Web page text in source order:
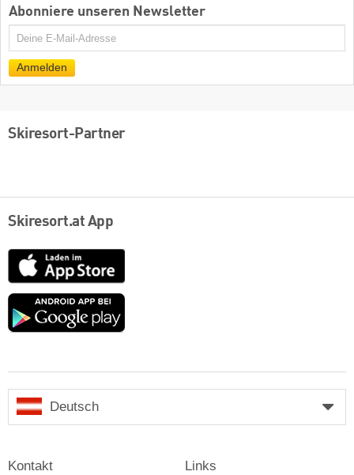
Abonniere unseren Newsletter
E-
Mail
Anmelden
Skiresort-Partner
Skiresort.at App
App
Store
Google
Deutsch
Kontakt Links